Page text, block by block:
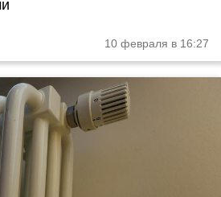
10 февраля в 16:27